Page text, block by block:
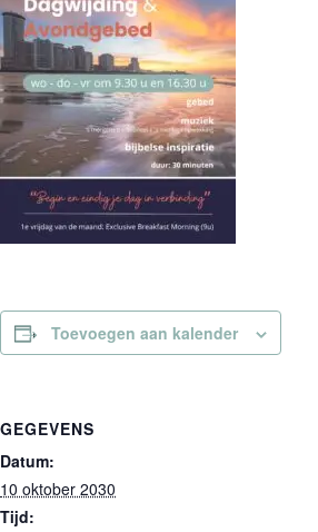
Toevoegen aan kalender
GEGEVENS
Datum:
10 oktober 2030
Tijd: